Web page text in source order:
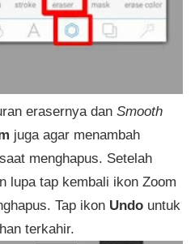
erasernya dan Smooth
juga agar menambah
menghapus. Setelah
lupa tap kembali ikon Zoom
Tap ikon Undo untuk
terkahir.